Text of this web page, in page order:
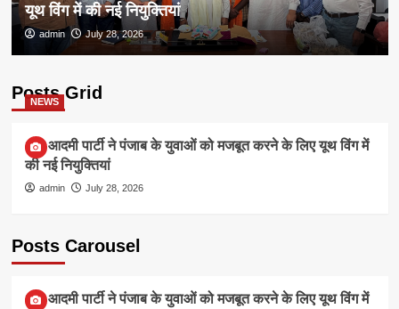
यूथ विंग में की नई नियुक्तियां
admin July 28, 2026
Posts Grid
NEWS
आम आदमी पार्टी ने पंजाब के युवाओं को मजबूत करने के लिए यूथ विंग में
की नई नियुक्तियां
admin July 28, 2026
Posts Carousel
NEWS
आम आदमी पार्टी ने पंजाब के युवाओं को मजबूत करने के लिए यूथ विंग में